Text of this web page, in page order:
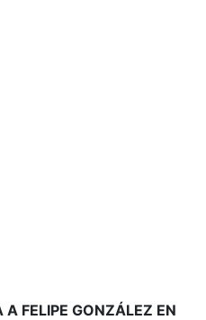
FELIPE GONZÁLEZ EN